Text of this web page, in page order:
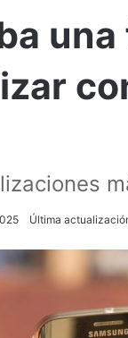
Última